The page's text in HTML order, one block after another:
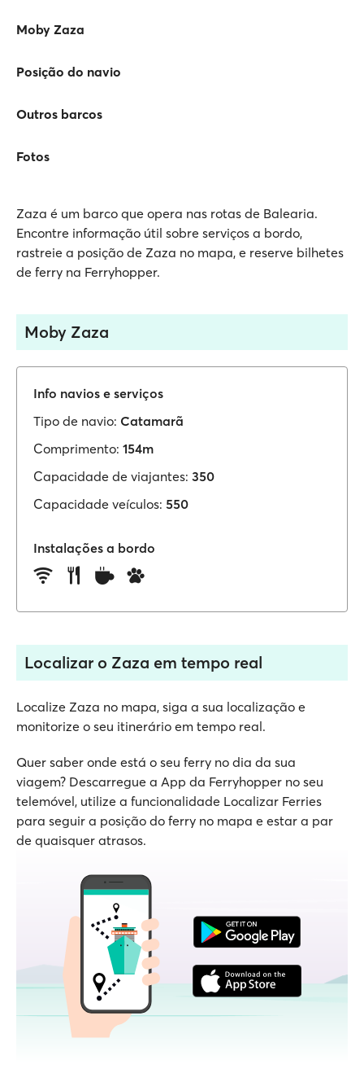
Moby Zaza
Posição do navio
Outros barcos
Fotos
Zaza é um barco que opera nas rotas de Balearia.
Encontre informação útil sobre serviços a bordo,
rastreie a posição de Zaza no mapa, e reserve bilhetes
de ferry na Ferryhopper.
Moby Zaza
Info navios e serviços
Tipo de navio: Catamarã
Comprimento: 154m
Capacidade de viajantes: 350
Capacidade veículos: 550
Instalações a bordo
Localizar o Zaza em tempo real
Localize Zaza no mapa, siga a sua localização e
monitorize o seu itinerário em tempo real.
Quer saber onde está o seu ferry no dia da sua
viagem? Descarregue a App da Ferryhopper no seu
telemóvel, utilize a funcionalidade Localizar Ferries
para seguir a posição do ferry no mapa e estar a par
de quaisquer atrasos.